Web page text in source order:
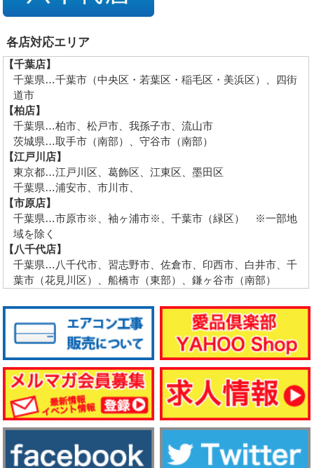
各店対応エリア
【千葉店】
千葉県…千葉市（中央区・若葉区・稲毛区・美浜区）、四街
道市
【柏店】
千葉県…柏市、松戸市、我孫子市、流山市
茨城県…取手市（南部）、守谷市（南部）
【江戸川店】
東京都…江戸川区、葛飾区、江東区、墨田区
千葉県…浦安市、市川市、
【市原店】
千葉県…市原市※、袖ヶ浦市※、千葉市（緑区） ※一部地
域を除く
【八千代店】
千葉県…八千代市、習志野市、佐倉市、印西市、白井市、千
葉市（花見川区）、船橋市（東部）、鎌ヶ谷市（南部）